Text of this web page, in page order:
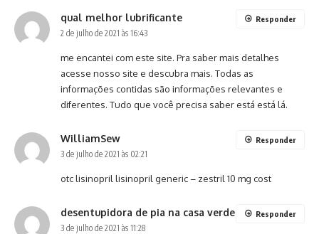
qual melhor lubrificante
2 de julho de 2021 às 16:43
me encantei com este site. Pra saber mais detalhes
acesse nosso site e descubra mais. Todas as
informações contidas são informações relevantes e
diferentes. Tudo que você precisa saber está está lá.
Responder
WilliamSew
3 de julho de 2021 às 02:21
otc lisinopril lisinopril generic– zestril 10 mg cost
Responder
desentupidora de pia na casa verde
3 de julho de 2021 às 11:28
Responder